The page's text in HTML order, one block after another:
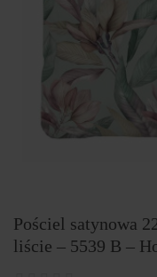
Pościel satynowa
liście – 5539 B –